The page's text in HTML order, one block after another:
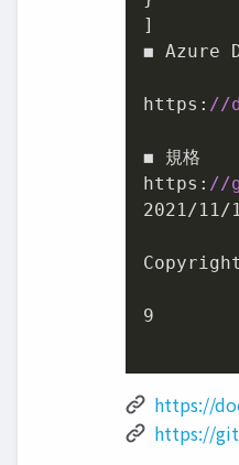
]
◼ Azure
https: //d
◼ 規格
https: //
2021/11/
9
https://
https://